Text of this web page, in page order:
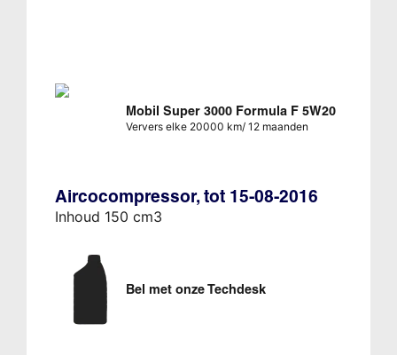
Mobil Super 3000 Formula F 5W20
Ververs elke 20000 km/ 12 maanden
Aircocompressor, tot 15-08-2016
Inhoud 150 cm3
Bel met onze Techdesk